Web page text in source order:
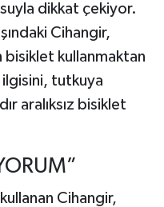
dikkat çekiyor.
Cihangir,
bisiklet kullanmaktan
tutkuya
aralıksız bisiklet
Cihangir,